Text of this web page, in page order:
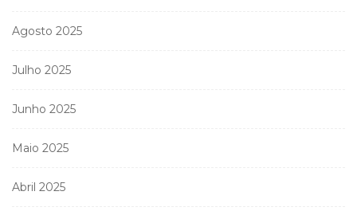
Agosto 2025
Julho 2025
Junho 2025
Maio 2025
Abril 2025